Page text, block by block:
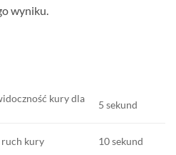
wyniku.
kury dla
5 sekund
ruch kury 10 sekund